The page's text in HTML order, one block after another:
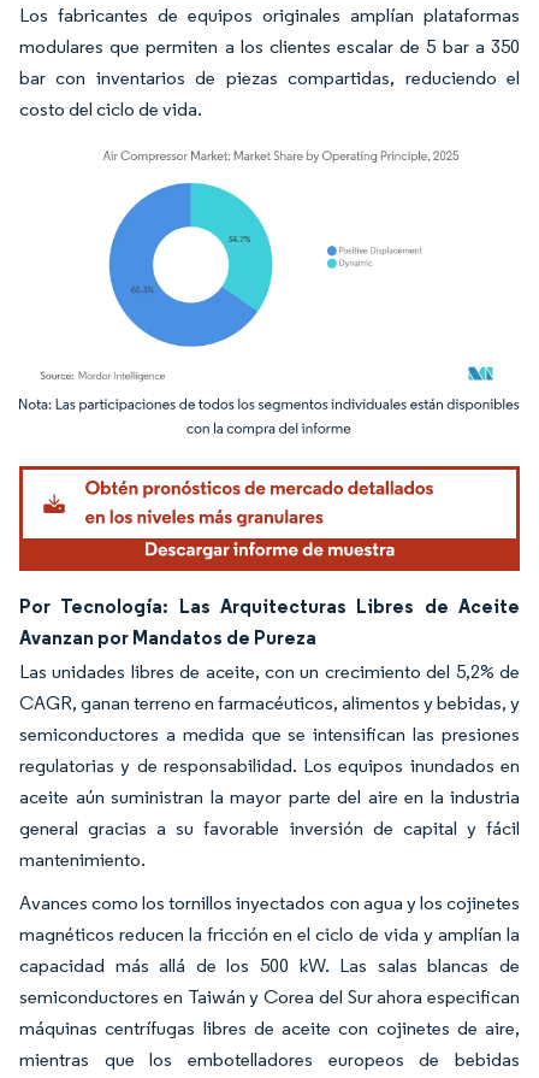
Los fabricantes de equipos originales amplían plataformas
modulares que permiten a los clientes escalar de 5 bar a 350
bar con inventarios de piezas compartidas, reduciendo el
costo del ciclo de vida.
Imagen © Mordor Intelligence. El uso requiere atribución según CC BY 4.0.
Por Tecnología: Las Arquitecturas Libres de Aceite
Avanzan por Mandatos de Pureza
Las unidades libres de aceite, con un crecimiento del 5,2% de
CAGR, ganan terreno en farmacéuticos, alimentos y bebidas, y
semiconductores a medida que se intensifican las presiones
regulatorias y de responsabilidad. Los equipos inundados en
aceite aún suministran la mayor parte del aire en la industria
general gracias a su favorable inversión de capital y fácil
mantenimiento.
Avances como los tornillos inyectados con agua y los cojinetes
magnéticos reducen la fricción en el ciclo de vida y amplían la
capacidad más allá de los 500 kW. Las salas blancas de
semiconductores en Taiwán y Corea del Sur ahora especifican
máquinas centrífugas libres de aceite con cojinetes de aire,
mientras que los embotelladores europeos de bebidas